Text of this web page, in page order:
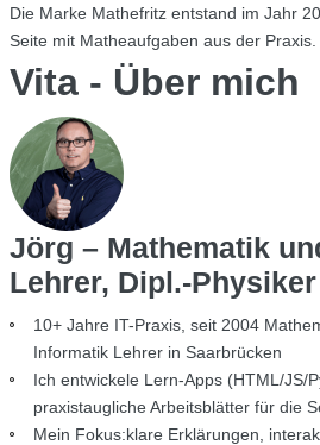
Die Marke Mathefritz entstand im Jahr
Seite mit Matheaufgaben aus der Praxis.
Vita - Über mich
Jörg – Mathematik
Lehrer, Dipl.-Physiker
10+ Jahre IT-Praxis, seit 2004
Informatik Lehrer in Saarbrücken
Ich entwickele Lern-Apps (HTML/JS/
praxistaugliche Arbeitsblätter für die
Mein Fokus:klare Erklärungen,